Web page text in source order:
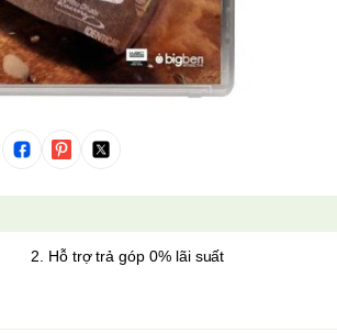
2. Hỗ trợ trả góp 0% lãi suất